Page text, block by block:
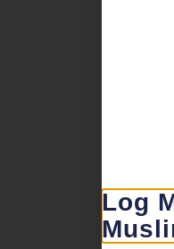
Log